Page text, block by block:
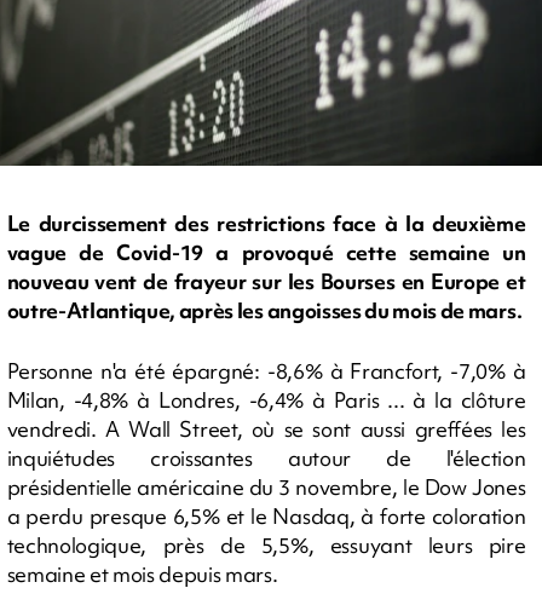
Le durcissement des restrictions face à la deuxième
vague de Covid-19 a provoqué cette semaine un
nouveau vent de frayeur sur les Bourses en Europe et
outre-Atlantique, après les angoisses du mois de mars.
Personne n'a été épargné: -8,6% à Francfort, -7,0% à
Milan, -4,8% à Londres, -6,4% à Paris ... à la clôture
vendredi. A Wall Street, où se sont aussi greffées les
inquiétudes croissantes autour de l'élection
présidentielle américaine du 3 novembre, le Dow Jones
a perdu presque 6,5% et le Nasdaq, à forte coloration
technologique, près de 5,5%, essuyant leurs pire
semaine et mois depuis mars.